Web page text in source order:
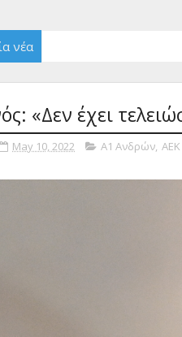
νέα
«Δεν έχει
May 10, 2022 Α1 Ανδρών, ΑΕΚ